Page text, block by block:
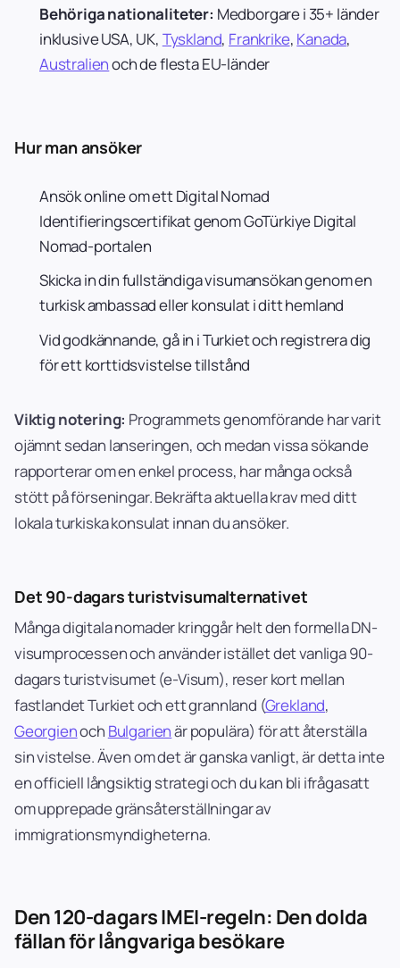
Behöriga nationaliteter: Medborgare i 35+ länder
inklusive USA, UK, Tyskland, Frankrike, Kanada,
Australienoch de flesta EU-länder
Hur man ansöker
Ansök online om ett Digital Nomad
Identifieringscertifikat genom GoTürkiye Digital
Nomad-portalen
Skicka in din fullständiga visumansökan genom en
turkisk ambassad eller konsulat i ditt hemland
Vid godkännande, gå in i Turkiet och registrera dig
för ett korttidsvistelse tillstånd
Viktig notering: Programmets genomförande har varit
ojämnt sedan lanseringen, och medan vissa sökande
rapporterar om en enkel process, har många också
stött på förseningar. Bekräfta aktuella krav med ditt
lokala turkiska konsulat innan du ansöker.
Det 90-dagars turistvisumalternativet
Många digitala nomader kringgår helt den formella DN-
visumprocessen och använder istället det vanliga 90-
dagars turistvisumet (e-Visum), reser kort mellan
fastlandet Turkiet och ett grannland (Grekland,
Georgienoch Bulgarienär populära) för att återställa
sin vistelse. Även om det är ganska vanligt, är detta inte
en officiell långsiktig strategi och du kan bli ifrågasatt
om upprepade gränsåterställningar av
immigrationsmyndigheterna.
Den 120-dagars IMEI-regeln: Den dolda
fällan för långvariga besökare